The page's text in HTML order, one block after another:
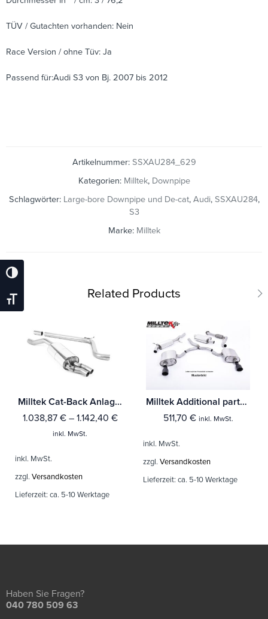
Umschalten Auf Hohe Kontraste
Schrift Vergrößern
TÜV / Gutachten vorhanden: Nein
Race Version / ohne Tüv: Ja
Passend für:Audi S3 von Bj. 2007 bis 2012
Artikelnummer: SSXAU284_629
Kategorien: Milltek, Downpipe
Schlagwörter: Large-bore Downpipe und De-cat, Audi, SSXAU284,
S3
Marke: Milltek
Related Products
Milltek Cat-Back Anlage Audi A1 40TFSI 5-Türer 2.0 (200PS) mit OPF/GPF Mit TÜV / ECE Zulassung!
1.038,87 €– 1.142,40 €
inkl. MwSt.
inkl. MwSt.
zzgl. Versandkosten
Lieferzeit: ca. 5-10 Werktage
Milltek Additional parts Audi A3 1.8 TSI 2WD 3-Türer
511,70 € inkl. MwSt.
inkl. MwSt.
zzgl. Versandkosten
Lieferzeit: ca. 5-10 Werktage
Haben Sie Fragen?
040 780 509 63